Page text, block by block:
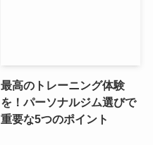
最高のトレーニング体験
を！パーソナルジム選びで
重要な5つのポイント